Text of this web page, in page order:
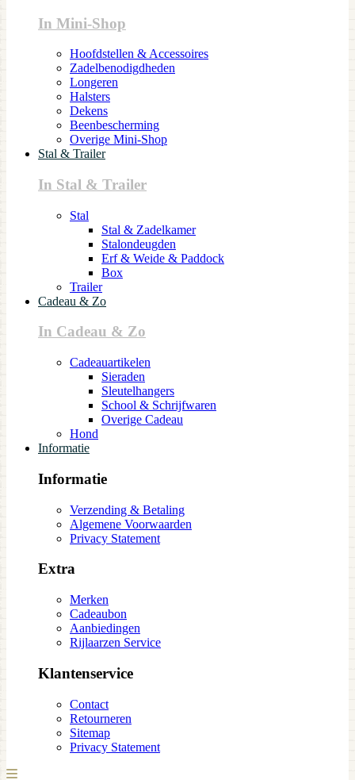
In Mini-Shop
Hoofdstellen & Accessoires
Zadelbenodigdheden
Longeren
Halsters
Dekens
Beenbescherming
Overige Mini-Shop
Stal & Trailer
In Stal & Trailer
Stal
Stal & Zadelkamer
Stalondeugden
Erf & Weide & Paddock
Box
Trailer
Cadeau & Zo
In Cadeau & Zo
Cadeauartikelen
Sieraden
Sleutelhangers
School & Schrijfwaren
Overige Cadeau
Hond
Informatie
Informatie
Verzending & Betaling
Algemene Voorwaarden
Privacy Statement
Extra
Merken
Cadeaubon
Aanbiedingen
Rijlaarzen Service
Klantenservice
Contact
Retourneren
Sitemap
Privacy Statement